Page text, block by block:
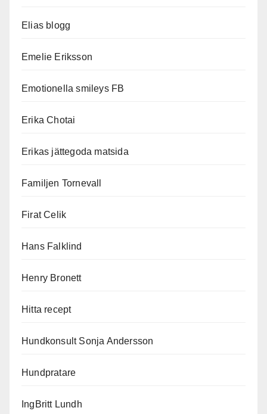
Elias blogg
Emelie Eriksson
Emotionella smileys FB
Erika Chotai
Erikas jättegoda matsida
Familjen Tornevall
Firat Celik
Hans Falklind
Henry Bronett
Hitta recept
Hundkonsult Sonja Andersson
Hundpratare
IngBritt Lundh